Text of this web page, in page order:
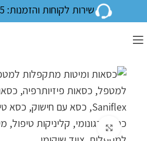
שירות לקוחות והזמנות: 09-7939-635
לחצו להגדלה